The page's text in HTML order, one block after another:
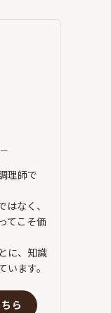
理師で
なく、
てこそ価
に、知識
ます。
ら